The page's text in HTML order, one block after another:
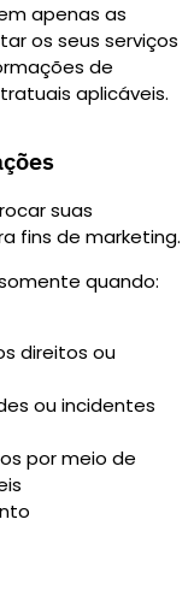
apenas as
os seus serviços
de
aplicáveis.
suas
fins de marketing.
quando:
direitos ou
ou incidentes
por meio de